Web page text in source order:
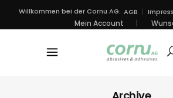
Willkommen bei der Cornu AG. AGB
Mein Account